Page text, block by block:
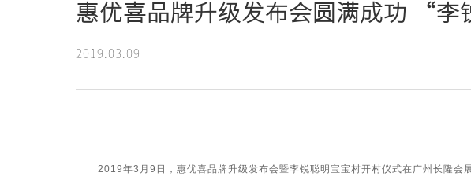
惠优喜品牌升级发布会圆满成功 “
2019.03.09
2019年3 月 9 日，惠优喜品牌升级发布会暨李锐聪明宝宝村开村仪式在广州长隆